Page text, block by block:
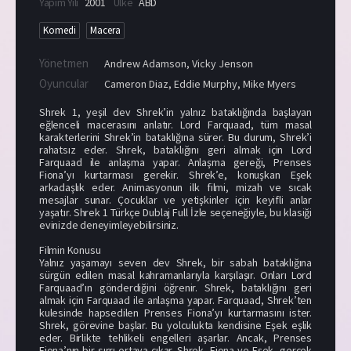
Komedi Macera
Yönetmen Andrew Adamson, Vicky Jenson
Oyuncular Cameron Diaz, Eddie Murphy, Mike Myers
Shrek 1, yeşil dev Shrek’in yalnız bataklığında başlayan
eğlenceli macerasını anlatır. Lord Farquaad, tüm masal
karakterlerini Shrek’in bataklığına sürer. Bu durum, Shrek’i
rahatsız eder. Shrek, bataklığını geri almak için Lord
Farquaad ile anlaşma yapar. Anlaşma gereği, Prenses
Fiona’yı kurtarması gerekir. Shrek’e, konuşkan Eşek
arkadaşlık eder. Animasyonun ilk filmi, mizah ve sıcak
mesajlar sunar. Çocuklar ve yetişkinler için keyifli anlar
yaşatır. Shrek 1 Türkçe Dublaj Full İzle seçeneğiyle, bu klasiği
evinizde deneyimleyebilirsiniz.
Filmin Konusu
Yalnız yaşamayı seven dev Shrek, bir sabah bataklığına
sürgün edilen masal kahramanlarıyla karşılaşır. Onları Lord
Farquaad’ın gönderdiğini öğrenir. Shrek, bataklığını geri
almak için Farquaad ile anlaşma yapar. Farquaad, Shrek’ten
kulesinde hapsedilen Prenses Fiona’yı kurtarmasını ister.
Shrek, görevine başlar. Bu yolculukta kendisine Eşek eşlik
eder. Birlikte tehlikeli engelleri aşarlar. Ancak, Prenses